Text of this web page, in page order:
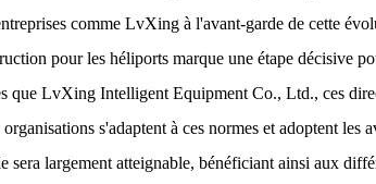
comme LvXing à l'avant-garde de cette
pour les héliports marque une étape décisive
que LvXing Intelligent Equipment Co., Ltd., ces
s'adaptent à ces normes et adoptent
largement atteignable, bénéficiant ainsi aux